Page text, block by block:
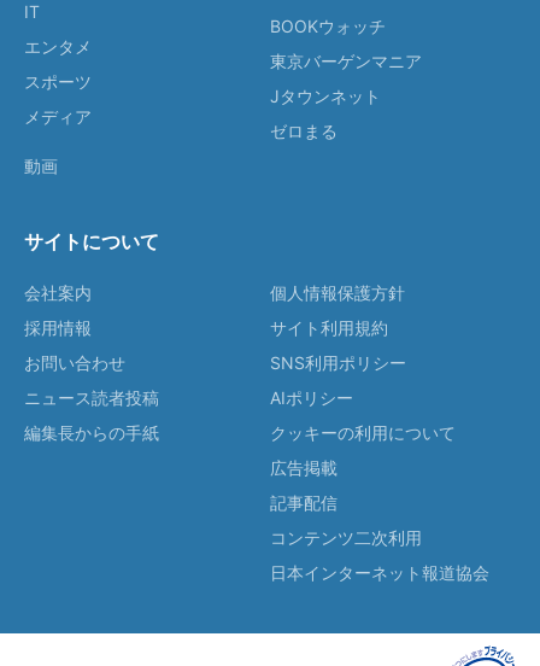
IT
エンタメ
スポーツ
メディア
動画
BOOKウォッチ
東京バーゲンマニア
Jタウンネット
ゼロまる
サイトについて
会社案内
採用情報
お問い合わせ
ニュース読者投稿
編集長からの手紙
個人情報保護方針
サイト利用規約
SNS利用ポリシー
AIポリシー
クッキーの利用について
広告掲載
記事配信
コンテンツ二次利用
日本インターネット報道協会